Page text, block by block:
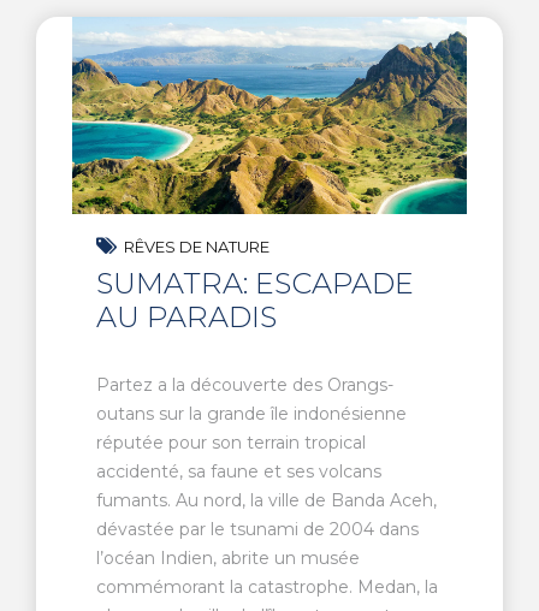
RÊVES DE NATURE
SUMATRA: ESCAPADE
AU PARADIS
Partez a la découverte des Orangs-
outans sur la grande île indonésienne
réputée pour son terrain tropical
accidenté, sa faune et ses volcans
fumants. Au nord, la ville de Banda Aceh,
dévastée par le tsunami de 2004 dans
l’océan Indien, abrite un musée
commémorant la catastrophe. Medan, la